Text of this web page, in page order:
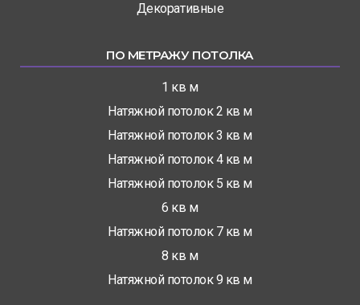
Декоративные
ПО МЕТРАЖУ ПОТОЛКА
1 кв м
Натяжной потолок 2 кв м
Натяжной потолок 3 кв м
Натяжной потолок 4 кв м
Натяжной потолок 5 кв м
6 кв м
Натяжной потолок 7 кв м
8 кв м
Натяжной потолок 9 кв м